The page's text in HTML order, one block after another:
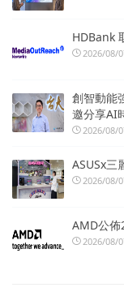
HDBank
2026/08/
創智動能
邀分享AI
2026/08/
ASUSx三
2026/08/
AMD公佈
2026/08/